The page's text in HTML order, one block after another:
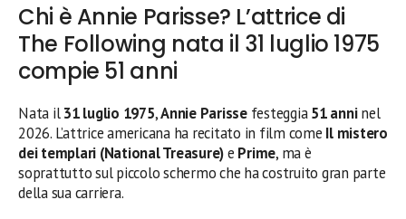
Chi è Annie Parisse? L’attrice di
The Following nata il 31 luglio 1975
compie 51 anni
Nata il31 luglio 1975,Annie Parissefesteggia51 anninel
2026. L’attrice americana ha recitato in film come Il mistero
dei templari (National Treasure)e Prime, ma è
soprattutto sul piccolo schermo che ha costruito gran parte
della sua carriera.